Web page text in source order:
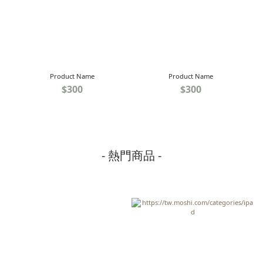
Product Name
$300
Product Name
$300
- 熱門商品 -